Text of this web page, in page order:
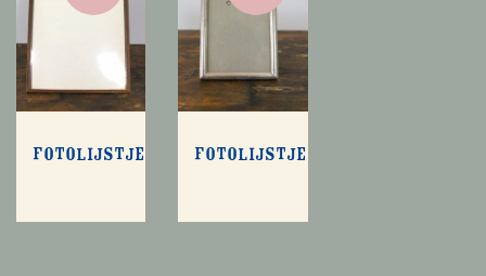
Fotolijstje Fotolijstje